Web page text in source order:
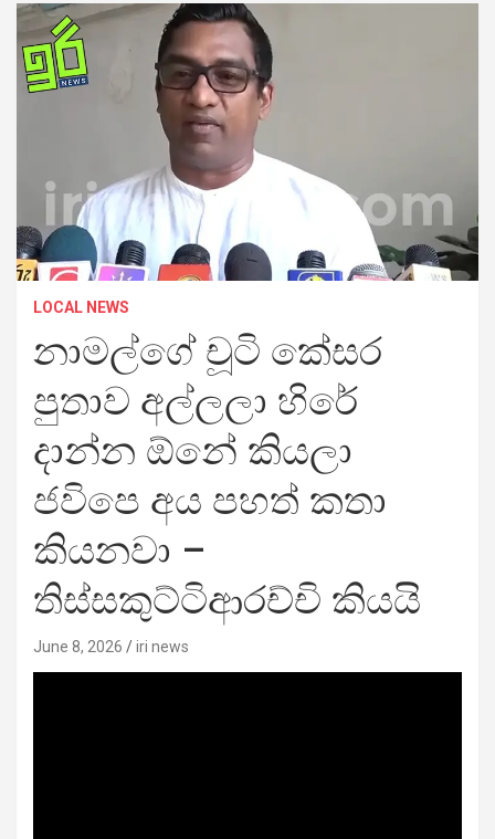
LOCAL NEWS
නාමල්​ගේ චූටි කේසර
පුතාව අල්ලලා හිරේ
දාන්න ඕනේ කියලා
ජවිපෙ අය පහත් කතා
කියනවා –
තිස්සකුට්ටිආරච්චි කියයි
June 8, 2026 iri news